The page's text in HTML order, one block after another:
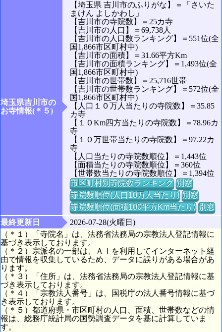
埼玉県吉川市の
お寺情報(＊５)
【埼玉県 吉川市のふりがな】＝「さいた
まけん よしかわし」
【吉川市の寺院数】＝25カ寺
【吉川市の人口】＝69,738人
【吉川市の人口数ランキング】＝551位(全
国1,866市区町村中)
【吉川市の面積】＝31.66平方Km
【吉川市の面積ランキング】＝1,493位(全
国1,866市区町村中)
【吉川市の世帯数】＝25,716世帯
【吉川市の世帯数ランキング】＝572位(全
国1,866市区町村中)
【人口１０万人当たりの寺院数】＝35.85
カ寺
【１０Km四方当たりの寺院数】＝78.96カ
寺
【１０万世帯当たりの寺院数】＝97.22カ
寺
【人口当たりの寺院数順位】＝1,443位
【面積当たりの寺院数順位】＝360位
【世帯数当たりの寺院数順位】＝1,394位
市区町村別寺院数ランキング 別窓
寺院数順位(人口10万人当たり) 別窓
寺院数順位(面積100平方Km当たり) 別窓
最終更新日
2026-07-28(火曜日)
（＊１）「寺院名」は、法務省法務局の宗教法人登記情報に
基づき表示しております。
（＊２）宗派名の一部は、ＡＩを利用してインターネット経
由で情報を収集しているため、データに誤りがある場合があ
ります。
（＊３）「住所」は、法務省法務局の宗教法人登記情報に基
づき表示しております。
（＊４）「宗教法人番号」は、国税庁の法人番号情報に基づ
き表示しております。
（＊５）都道府県・市区町村の人口、面積、世帯数などの情
報は、総務庁統計局の国勢調査データを基に計算していま
す。